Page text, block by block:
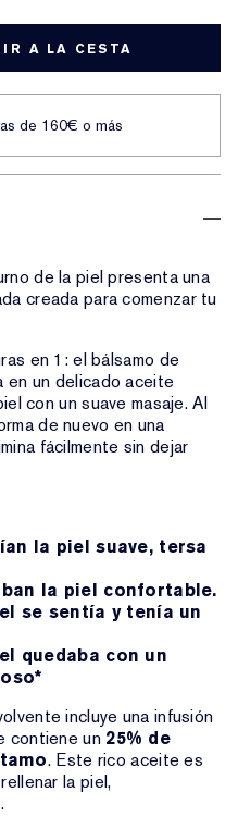
A LA CESTA
de 160€ o más
de la piel presenta una
creada para comenzar tu
en 1: el bálsamo de
en un delicado aceite
con un suave masaje. Al
de nuevo en una
fácilmente sin dejar
la piel suave, tersa
la piel confortable.
se sentía y tenía un
quedaba con un
incluye una infusión
contiene un 25% de
. Este rico aceite es
la piel,